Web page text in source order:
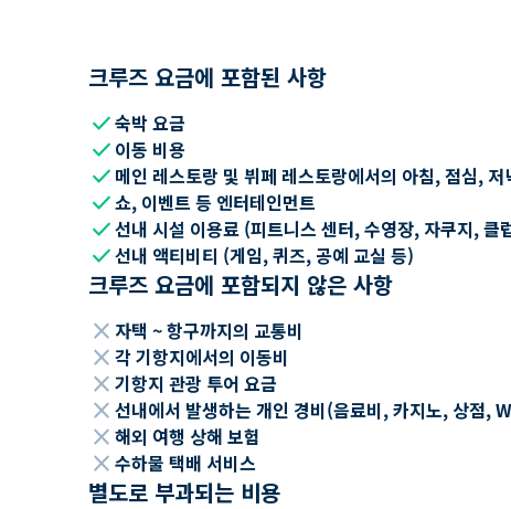
크루즈 요금에 포함된 사항
check숙박 요금
check 이동 비용
check 메인 레스토랑 및 뷔페 레스토랑에서의 아침, 점심, 저
check쇼, 이벤트 등 엔터테인먼트
check선내 시설 이용료 (피트니스 센터, 수영장, 자쿠지, 클
check선내 액티비티 (게임, 퀴즈, 공예 교실 등)
크루즈 요금에 포함되지 않은 사항
close 자택 ~ 항구까지의 교통비
close 각 기항지에서의 이동비
close 기항지 관광 투어 요금
close 선내에서 발생하는 개인 경비(음료비, 카지노, 상점,
close 해외 여행 상해 보험
close 수하물 택배 서비스
별도로 부과되는 비용